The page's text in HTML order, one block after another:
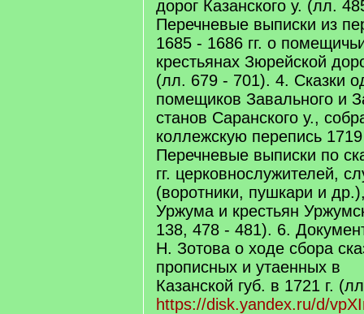
дорог Казанского у. (лл.
Перечневые выписки из
1685 - 1686 гг. о
крестьянах Зюрейской
(лл. 679 - 701). 4. Сказки
помещиков Завального и
станов Саранского у.,
коллежскую перепись
Перечневые выписки по
гг. церковнослужителей,
(воротники, пушкари и
Уржума и крестьян
138, 478 - 481). 6.
Н. Зотова о ходе сбора
прописных и утаенных в
Казанской губ. в 1721 г.
https://disk.yandex.ru/d/